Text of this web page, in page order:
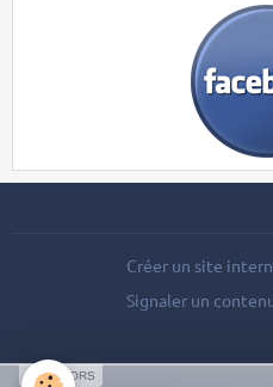
Créer un site
Signaler un
SPONSORS